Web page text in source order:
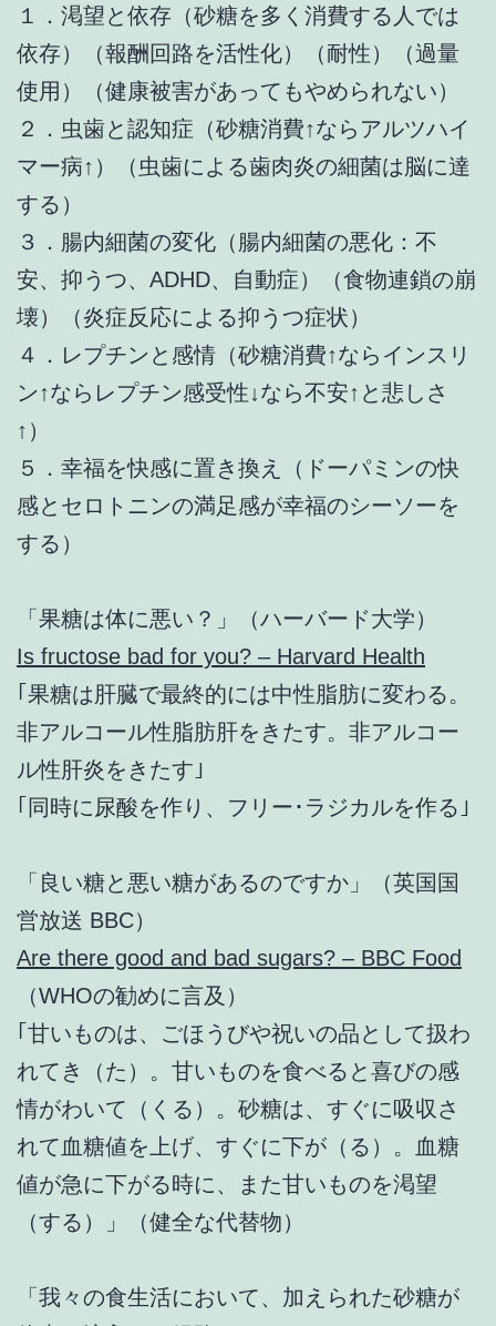
１．渇望と依存（砂糖を多く消費する人では
依存）（報酬回路を活性化）（耐性）（過量
使用）（健康被害があってもやめられない）
２．虫歯と認知症（砂糖消費↑ならアルツハイ
マー病↑）（虫歯による歯肉炎の細菌は脳に達
する）
３．腸内細菌の変化（腸内細菌の悪化：不
安、抑うつ、ADHD、自動症）（食物連鎖の崩
壊）（炎症反応による抑うつ症状）
４．レプチンと感情（砂糖消費↑ならインスリ
ン↑ならレプチン感受性↓なら不安↑と悲しさ
↑）
５．幸福を快感に置き換え（ドーパミンの快
感とセロトニンの満足感が幸福のシーソーを
する）
「果糖は体に悪い？」（ハーバード大学）
Is fructose bad for you? – Harvard Health
｢果糖は肝臓で最終的には中性脂肪に変わる。
非アルコール性脂肪肝をきたす。非アルコー
ル性肝炎をきたす｣
｢同時に尿酸を作り、フリー･ラジカルを作る｣
「良い糖と悪い糖があるのですか」（英国国
営放送 BBC）
Are there good and bad sugars? – BBC Food
（WHOの勧めに言及）
｢甘いものは、ごほうびや祝いの品として扱わ
れてき（た）。甘いものを食べると喜びの感
情がわいて（くる）。砂糖は、すぐに吸収さ
れて血糖値を上げ、すぐに下が（る）。血糖
値が急に下がる時に、また甘いものを渇望
（する）」（健全な代替物）
「我々の食生活において、加えられた砂糖が